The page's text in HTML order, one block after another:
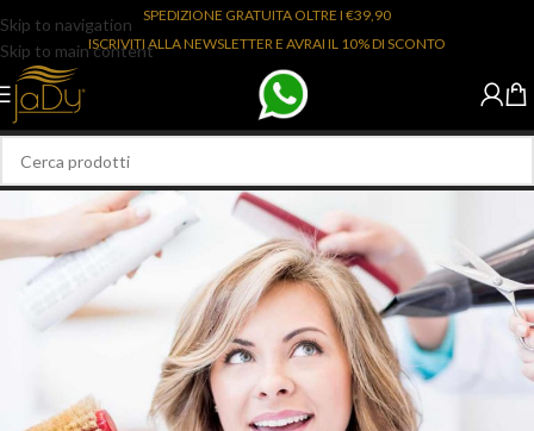
Skip to navigation
Skip to main content
SPEDIZIONE GRATUITA OLTRE I €39,90
ISCRIVITI ALLA NEWSLETTER E AVRAI IL 10% DI SCONTO